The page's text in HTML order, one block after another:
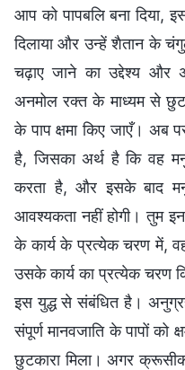
आप को पापबलि बना दिया,
दिलाया और उन्हें शैतान के
चढ़ाए जाने का उद्देश्य और
अनमोल रक्त के माध्यम से
के पाप क्षमा किए जाएँ। अब
है, जिसका अर्थ है कि वह
करता है, और इसके बाद
आवश्यकता नहीं होगी। तुम
के कार्य के प्रत्येक चरण में,
उसके कार्य का प्रत्येक चरण
इस युद्ध से संबंधित है।
संपूर्ण मानवजाति के पापों को
छुटकारा मिला। अगर